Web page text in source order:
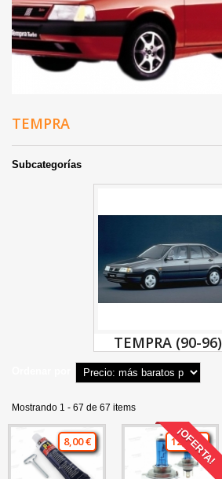
TEMPRA
Subcategorías
TEMPRA (90-96)
Mostrando 1 - 67 de 67 items
8,00 € ¡OFERTA!
12,00 €